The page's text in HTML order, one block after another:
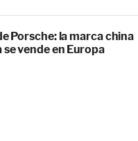
Porsche: la marca china
vende en Europa